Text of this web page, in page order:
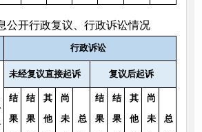
公开行政复议、行政诉讼情况
行政诉讼
未经复议直接起诉 复议后起诉
结
果
结
果
其
他
尚
未
总
结
果
结
果
其
他
尚
未
总